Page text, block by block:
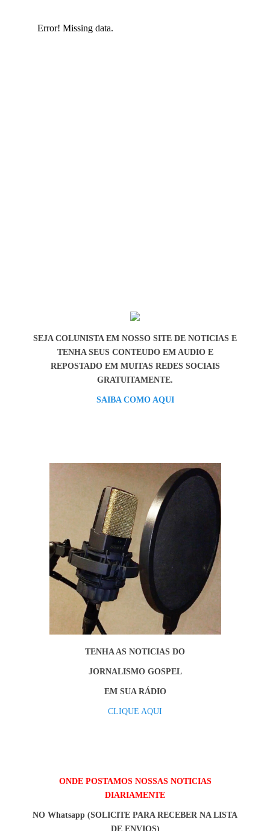
SEJA COLUNISTA EM NOSSO SITE DE NOTICIAS E
TENHA SEUS CONTEUDO EM AUDIO E
REPOSTADO EM MUITAS REDES SOCIAIS
GRATUITAMENTE.
SAIBA COMO AQUI
TENHA AS NOTICIAS DO
JORNALISMO GOSPEL
EM SUA RÁDIO
CLIQUE AQUI
ONDE POSTAMOS NOSSAS NOTICIAS
DIARIAMENTE
NO Whatsapp (SOLICITE PARA RECEBER NA LISTA
DE ENVIOS)